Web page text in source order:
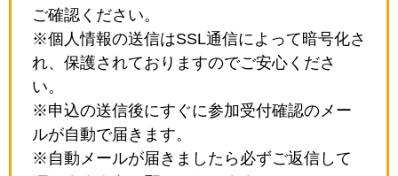
ご確認ください。
※個人情報の送信はSSL通信によって暗号化さ
れ、保護されておりますのでご安心くださ
い。
※申込の送信後にすぐに参加受付確認のメー
ルが自動で届きます。
※自動メールが届きましたら必ずご返信して